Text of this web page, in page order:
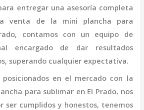
entregar una asesoría completa
venta de la mini
plancha para
contamos con un equipo de
encargado de dar resultados
superando cualquier expectativa.
posicionados en el mercado con la
para sublimar en El Prado, nos
ser cumplidos y honestos, tenemos